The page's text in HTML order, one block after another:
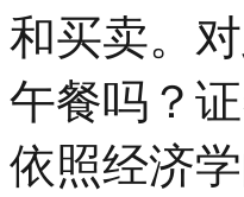
和买卖。
午餐吗？
依照经济